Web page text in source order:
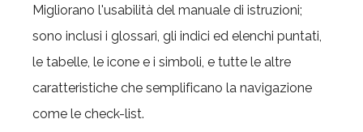
Migliorano l'usabilità del manuale di istruzioni;
sono inclusi i glossari, gli indici ed elenchi puntati,
le tabelle, le icone e i simboli, e tutte le altre
caratteristiche che semplificano la navigazione
come le check-list.